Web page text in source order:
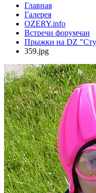
Главная
Галерея
OZERY.info
Встречи форумчан
Прыжки на DZ
359.jpg